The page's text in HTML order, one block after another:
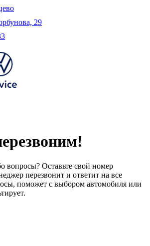
29
вопросы? Оставьте свой номер
перезвонит и ответит на все
поможет с выбором автомобиля или